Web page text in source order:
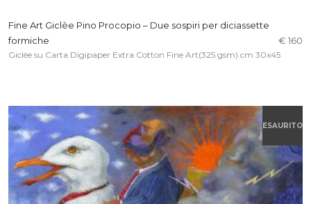
Fine Art Giclèe Pino Procopio – Due sospiri per diciassette
formiche
€ 160
Giclèe su Carta Digipaper Extra Cotton Fine Art(325 gsm) cm 30x45
ESAURITO